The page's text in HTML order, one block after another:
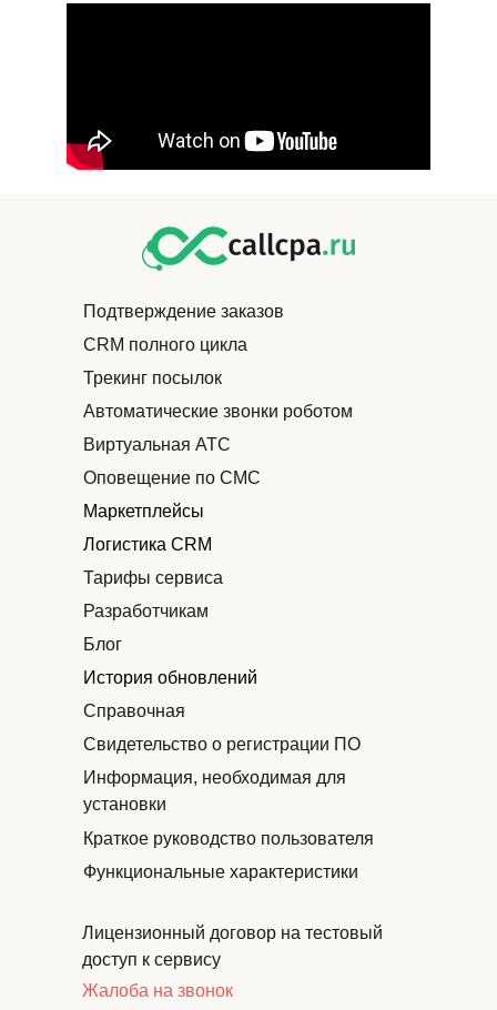
Подтверждение заказов
CRM полного цикла
Трекинг посылок
Автоматические звонки роботом
Виртуальная АТС
Оповещение по СМС
Маркетплейсы
Тарифы сервиса
Разработчикам
Блог
История обновлений
Справочная
Логистика CRM
Жалоба на звонок
Свидетельство о регистрации ПО
Информация, необходимая для
установки
Краткое руководство пользователя
Функциональные характеристики
Лицензионный договор на тестовый
доступ к сервису